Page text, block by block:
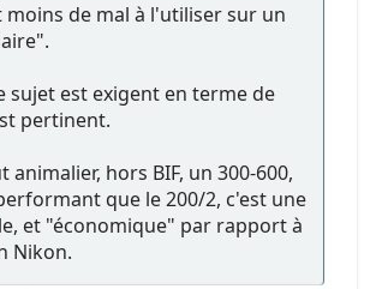
moins de mal à l'utiliser sur un
sujet est exigent en terme de
pertinent.
animalier, hors BIF, un 300-600,
que le 200/2, c'est une
et "économique" par rapport à
Nikon.